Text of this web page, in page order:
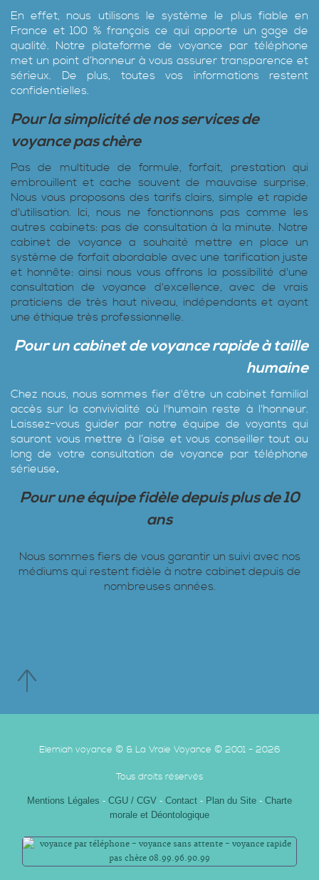
En effet, nous utilisons le système le plus fiable en
France et 100 % français ce qui apporte un gage de
qualité. Notre plateforme de voyance par téléphone
met un point d’honneur à vous assurer transparence et
sérieux. De plus, toutes vos informations restent
confidentielles.
Pour la simplicité de nos services de
voyance pas chère
Pas de multitude de formule, forfait, prestation qui
embrouillent et cache souvent de mauvaise surprise.
Nous vous proposons des tarifs clairs, simple et rapide
d'utilisation. Ici, nous ne fonctionnons pas comme les
autres cabinets: pas de consultation à la minute. Notre
cabinet de voyance a souhaité mettre en place un
système de forfait abordable avec une tarification juste
et honnête: ainsi nous vous offrons la possibilité d'une
consultation de voyance d'excellence, avec de vrais
praticiens de très haut niveau, indépendants et ayant
une éthique très professionnelle.
Pour un cabinet de voyance rapide à taille
humaine
Chez nous, nous sommes fier d'être un cabinet familial
accès sur la convivialité où l'humain reste à l'honneur.
Laissez-vous guider par notre équipe de voyants qui
sauront vous mettre à l’aise et vous conseiller tout au
long de votre consultation de voyance par téléphone
sérieuse.
Pour une équipe fidèle depuis plus de 10
ans
Nous sommes fiers de vous garantir un suivi avec nos
médiums qui restent fidèle à notre cabinet depuis de
nombreuses années.
Elemiah voyance © & La Vraie Voyance © 2001 - 2026
Tous droits réservés
Mentions Légales - CGU / CGV - Contact - Plan du Site - Charte
morale et Déontologique